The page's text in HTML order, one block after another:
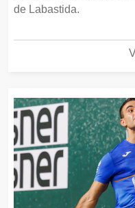
de Labastida.